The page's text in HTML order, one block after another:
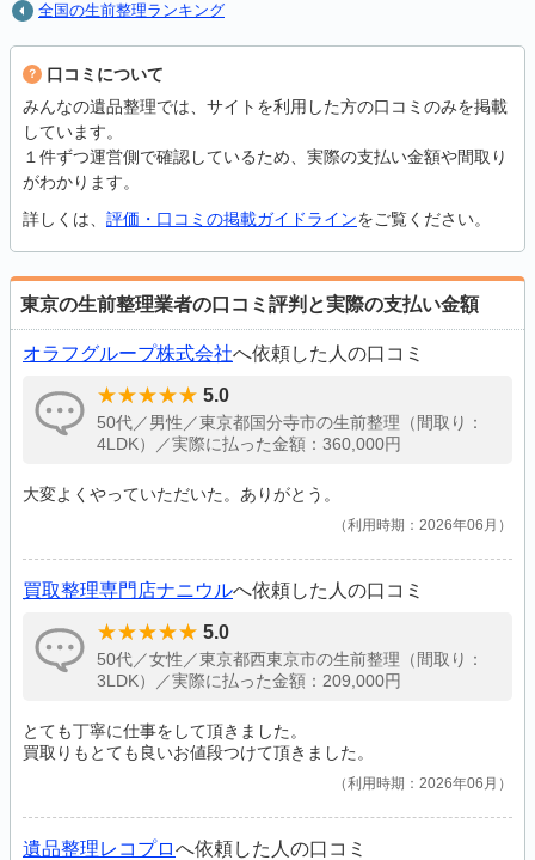
全国の生前整理ランキング
口コミについて
みんなの遺品整理では、サイトを利用した方の口コミのみを掲載
しています。
１件ずつ運営側で確認しているため、実際の支払い金額や間取り
がわかります。
詳しくは、 評価・口コミの掲載ガイドラインをご覧ください。
東京の生前整理業者の口コミ評判と実際の支払い金額
オラフグループ株式会社へ依頼した人の口コミ
5.0
50代／男性／東京都国分寺市の生前整理（間取り：
4LDK）／実際に払った金額：360,000円
大変よくやっていただいた。ありがとう。
利用時期：2026年06月
買取整理専門店ナニウルへ依頼した人の口コミ
5.0
50代／女性／東京都西東京市の生前整理（間取り：
3LDK）／実際に払った金額：209,000円
とても丁寧に仕事をして頂きました。
買取りもとても良いお値段つけて頂きました。
利用時期：2026年06月
遺品整理レコプロへ依頼した人の口コミ